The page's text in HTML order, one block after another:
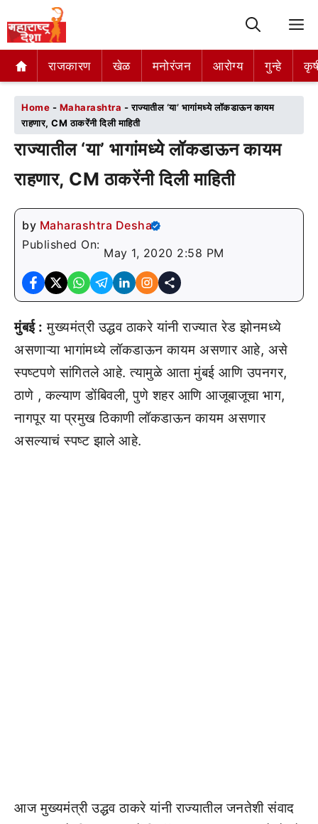
राजकारण खेळ मनोरंजन आरोग्य गुन्हे
राजकारण खेळ मनोरंजन आरोग्य गुन्हे
Home - Maharashtra -राज्यातील ‘या’ भागांमध्ये लॉकडाऊन कायम
राहणार, CM ठाकरेंनी दिली माहिती
राज्यातील ‘या’ भागांमध्ये लॉकडाऊन कायम
राहणार, CM ठाकरेंनी दिली माहिती
by Maharashtra Desha
Published On:
May 1, 2020 2:58 PM
मुंबई : मुख्यमंत्री उद्धव ठाकरे यांनी राज्यात रेड झोनमध्ये
असणाऱ्या भागांमध्ये लॉकडाऊन कायम असणार आहे, असे
स्पष्टपणे सांगितले आहे. त्यामुळे आता मुंबई आणि उपनगर,
ठाणे , कल्याण डोंबिवली, पुणे शहर आणि आजूबाजूचा भाग,
नागपूर या प्रमुख ठिकाणी लॉकडाऊन कायम असणार
असल्याचं स्पष्ट झाले आहे.
आज मुख्यमंत्री उद्धव ठाकरे यांनी राज्यातील जनतेशी संवाद